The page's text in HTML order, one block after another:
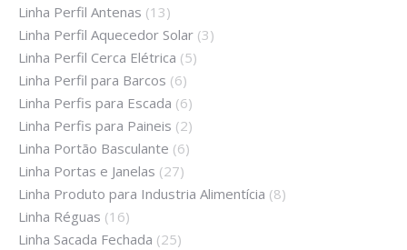
Linha Perfil Antenas (13)
Linha Perfil Aquecedor Solar (3)
Linha Perfil Cerca Elétrica (5)
Linha Perfil para Barcos (6)
Linha Perfis para Escada (6)
Linha Perfis para Paineis (2)
Linha Portão Basculante (6)
Linha Portas e Janelas (27)
Linha Produto para Industria Alimentícia (8)
Linha Réguas (16)
Linha Sacada Fechada (25)